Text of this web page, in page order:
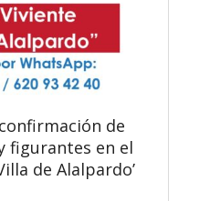
de
figurantes en el
de Alalpardo’